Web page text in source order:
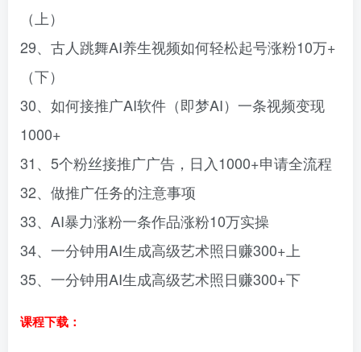
（上）
29、古人跳舞AI养生视频如何轻松起号涨粉10万+
（下）
30、如何接推广AI软件（即梦AI）一条视频变现
1000+
31、5个粉丝接推广广告，日入1000+申请全流程
32、做推广任务的注意事项
33、AI暴力涨粉一条作品涨粉10万实操
34、一分钟用AI生成高级艺术照日赚300+上
35、一分钟用AI生成高级艺术照日赚300+下
课程下载：